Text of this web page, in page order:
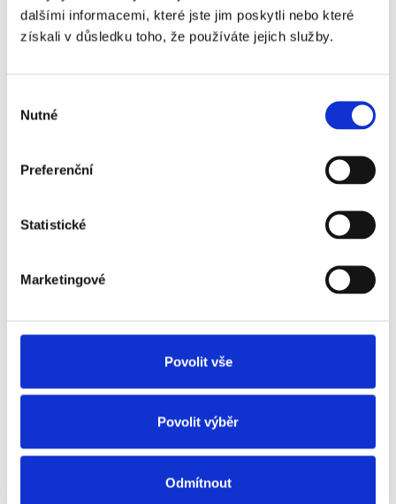
dalšími informacemi, které jste jim poskytli nebo které
získali v důsledku toho, že používáte jejich služby.
souhlasu
Nutné
Preferenční
Statistické
Marketingové
Povolit vše
Povolit výběr
Odmítnout
Indicada.They helped us
with recruitment that we
were unable to cover
ourselves.A big thank
handled the whole